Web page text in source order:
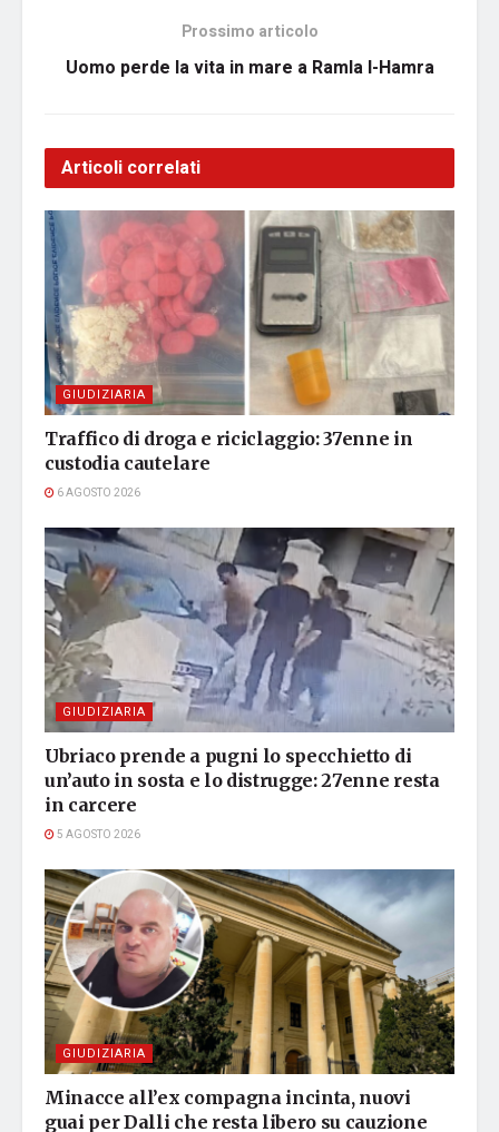
Prossimo articolo
Uomo perde la vita in mare a Ramla l-Hamra
Articoli correlati
GIUDIZIARIA
Traffico di droga e riciclaggio: 37enne in
custodia cautelare
6 AGOSTO 2026
GIUDIZIARIA
Ubriaco prende a pugni lo specchietto di
un’auto in sosta e lo distrugge: 27enne resta
in carcere
5 AGOSTO 2026
GIUDIZIARIA
Minacce all’ex compagna incinta, nuovi
guai per Dalli che resta libero su cauzione